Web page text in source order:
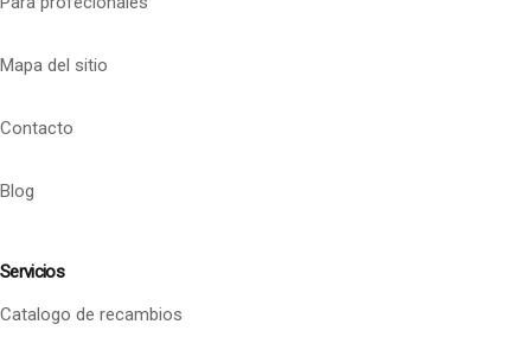
Mapa del sitio
Contacto
Blog
Servicios
Catalogo de recambios